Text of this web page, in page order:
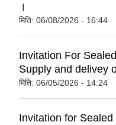
।
मिति: 06/08/2026 - 16:44
Invitation For
Supply and delivey
मिति: 06/05/2026 - 14:24
Invitation for